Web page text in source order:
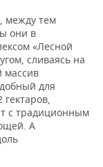
между тем
они в
«Лесной
сливаясь на
массив
для
с традиционным
А